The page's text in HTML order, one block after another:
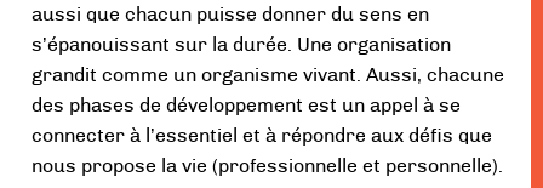
aussi que chacun puisse donner du sens en
s’épanouissant sur la durée. Une organisation
grandit comme un organisme vivant. Aussi, chacune
des phases de développement est un appel à se
connecter à l’essentiel et à répondre aux défis que
nous propose la vie (professionnelle et personnelle).